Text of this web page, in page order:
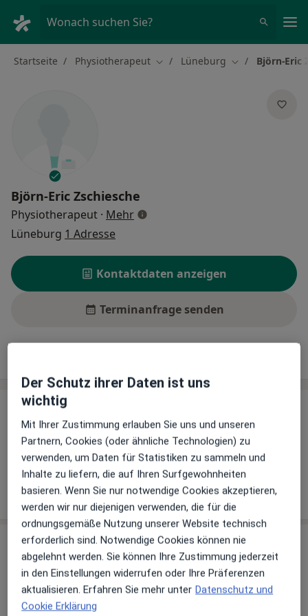
Wonach suchen Sie?
Startseite Physiotherapeut Stadt ändern
Lüneburg Stadt ändern
Björn-Eric
Björn-Eric Zschiesche
Physiotherapeut · Mehrüber Spezialisierungen
Lüneburg 1 Adresse
Kontaktdaten anzeigen
Terminanfrage senden
Leistungen
Keine Informationen über Leistungen und Kosten
Auf diesem Profil wurden noch keine Informationen
über Leistungen hinzugefügt.
Praxis
LünePhysio Björn-Eric Zschiesche
Physiotherapie
An der Roten Bleiche 1,
Der Schutz ihrer Daten ist uns
wichtig
Mit Ihrer Zustimmung erlauben Sie uns und unseren
Partnern, Cookies (oder ähnliche Technologien) zu
verwenden, um Daten für Statistiken zu sammeln und
Inhalte zu liefern, die auf Ihren Surfgewohnheiten
basieren. Wenn Sie nur notwendige Cookies akzeptieren,
werden wir nur diejenigen verwenden, die für die
ordnungsgemäße Nutzung unserer Website technisch
erforderlich sind. Notwendige Cookies können nie
abgelehnt werden. Sie können Ihre Zustimmung jederzeit
in den Einstellungen widerrufen oder Ihre Präferenzen
aktualisieren. Erfahren Sie mehr unter Datenschutz und
Cookie Erklärung